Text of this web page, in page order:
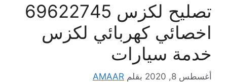
تصليح لكزس 69622745
اخصائي كهربائي لكزس
خدمة سيارات
أغسطس 8, 2020 بقلم AMAAR